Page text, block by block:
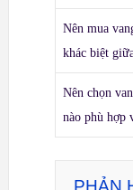
Nên mua
khác biệt
Nên chọn
nào phù hợp
PHẢN